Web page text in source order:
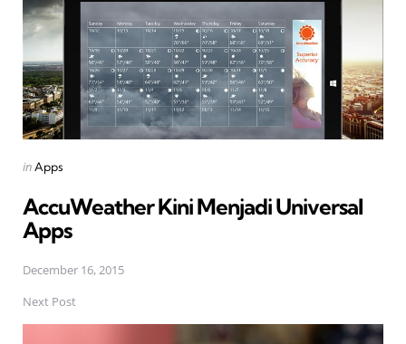
Posted
inApps
AccuWeather Kini Menjadi Universal
Apps
December 16, 2015
Next Post